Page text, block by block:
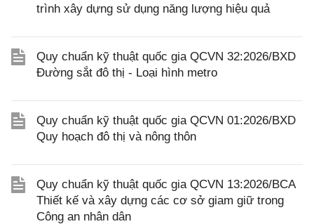
trình xây dựng sử dụng năng lượng hiệu quả
Quy chuẩn kỹ thuật quốc gia QCVN 32:2026/BXD
Đường sắt đô thị - Loại hình metro
Quy chuẩn kỹ thuật quốc gia QCVN 01:2026/BXD
Quy hoạch đô thị và nông thôn
Quy chuẩn kỹ thuật quốc gia QCVN 13:2026/BCA
Thiết kế và xây dựng các cơ sở giam giữ trong
Công an nhân dân